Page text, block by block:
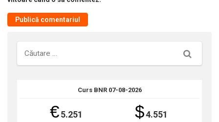
Căutare
Curs BNR 07-08-2026
€5.251 $4.551